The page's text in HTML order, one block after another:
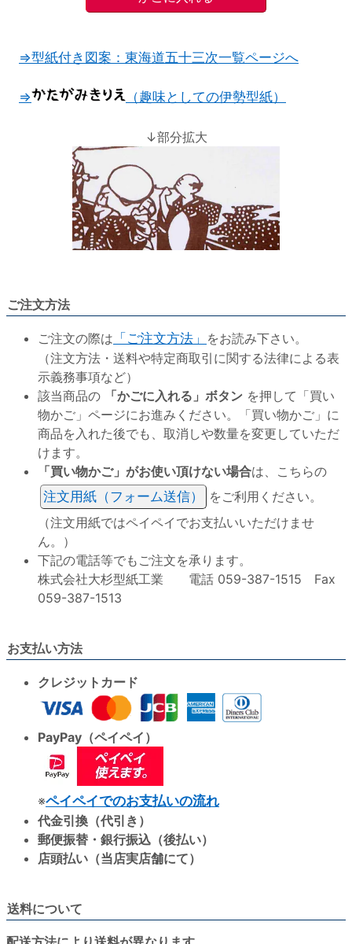
⇒型紙付き図案：東海道五十三次一覧ページへ
⇒ （趣味としての伊勢型紙）
↓部分拡大
ご注文方法
ご注文の際は 「ご注文方法」 をお読み下さい。
（注文方法・送料や特定商取引に関する法律による表
示義務事項など）
該当商品の
「かごに入れる」ボタン を押して「買い
物かご」ページにお進みください。「買い物かご」に
商品を入れた後でも、取消しや数量を変更していただ
けます。
「買い物かご」がお使い頂けない場合は、こちらの
注文用紙（フォーム送信）
をご利用ください。
（注文用紙ではペイペイでお支払いいただけませ
ん。）
下記の電話等でもご注文を承ります。
株式会社大杉型紙工業 電話 059-387-1515 Fax
059-387-1513
お支払い方法
クレジットカード
PayPay（ペイペイ）
※ペイペイでのお支払いの流れ
代金引換（代引き）
郵便振替・銀行振込（後払い）
店頭払い（当店実店舗にて）
送料について